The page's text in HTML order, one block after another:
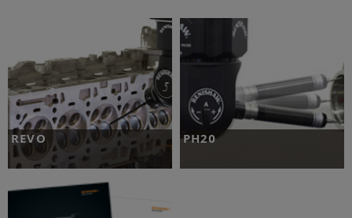
REVO
款能夠提供 5 軸量測能力的產品，經設
計可最大限度地提高 CMM 的量測效
率，同時維持極高的系統精度。
PH20